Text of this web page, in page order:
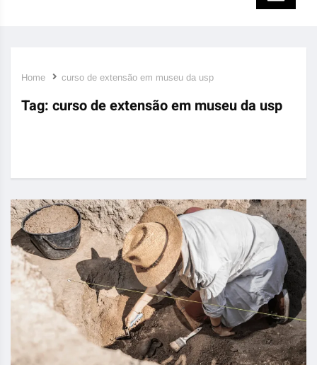
Home curso de extensão em museu da usp
Tag: curso de extensão em museu da usp